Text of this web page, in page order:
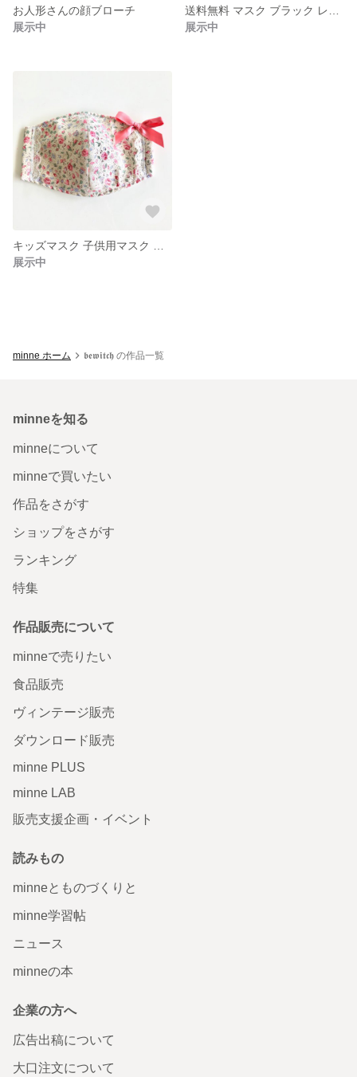
お人形さんの顔ブローチ
展示中
展示中
展示中
minne ホーム 𝖇𝖊𝖜𝖎𝖙𝖈𝖍 の作品一覧
minneを知る
minneについて
minneで買いたい
作品をさがす
ショップをさがす
ランキング
特集
作品販売について
minneで売りたい
食品販売
ヴィンテージ販売
ダウンロード販売
minne PLUS
minne LAB
販売支援企画・イベント
読みもの
minneとものづくりと
minne学習帖
ニュース
minneの本
企業の方へ
広告出稿について
大口注文について